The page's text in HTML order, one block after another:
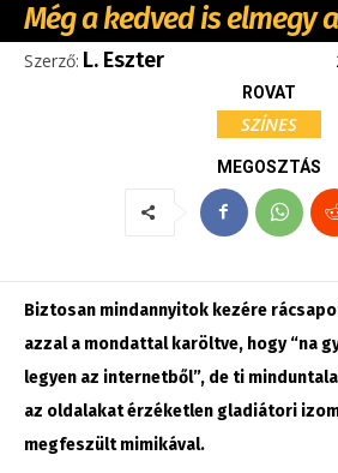
Még a kedved is elmegy
Szerző: L. Eszter
ROVAT
SZÍNES
MEGOSZTÁS
Biztosan mindannyitok kezére
azzal a mondattal karöltve, hogy “na
legyen az internetből”, de ti
az oldalakat érzéketlen gladiátori
megfeszült mimikával.